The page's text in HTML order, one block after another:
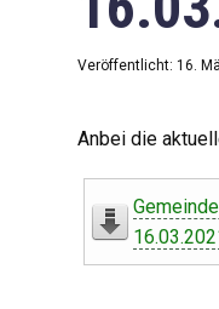
Vereine
Leben in
Veröffentlicht: 16.
Anbei die